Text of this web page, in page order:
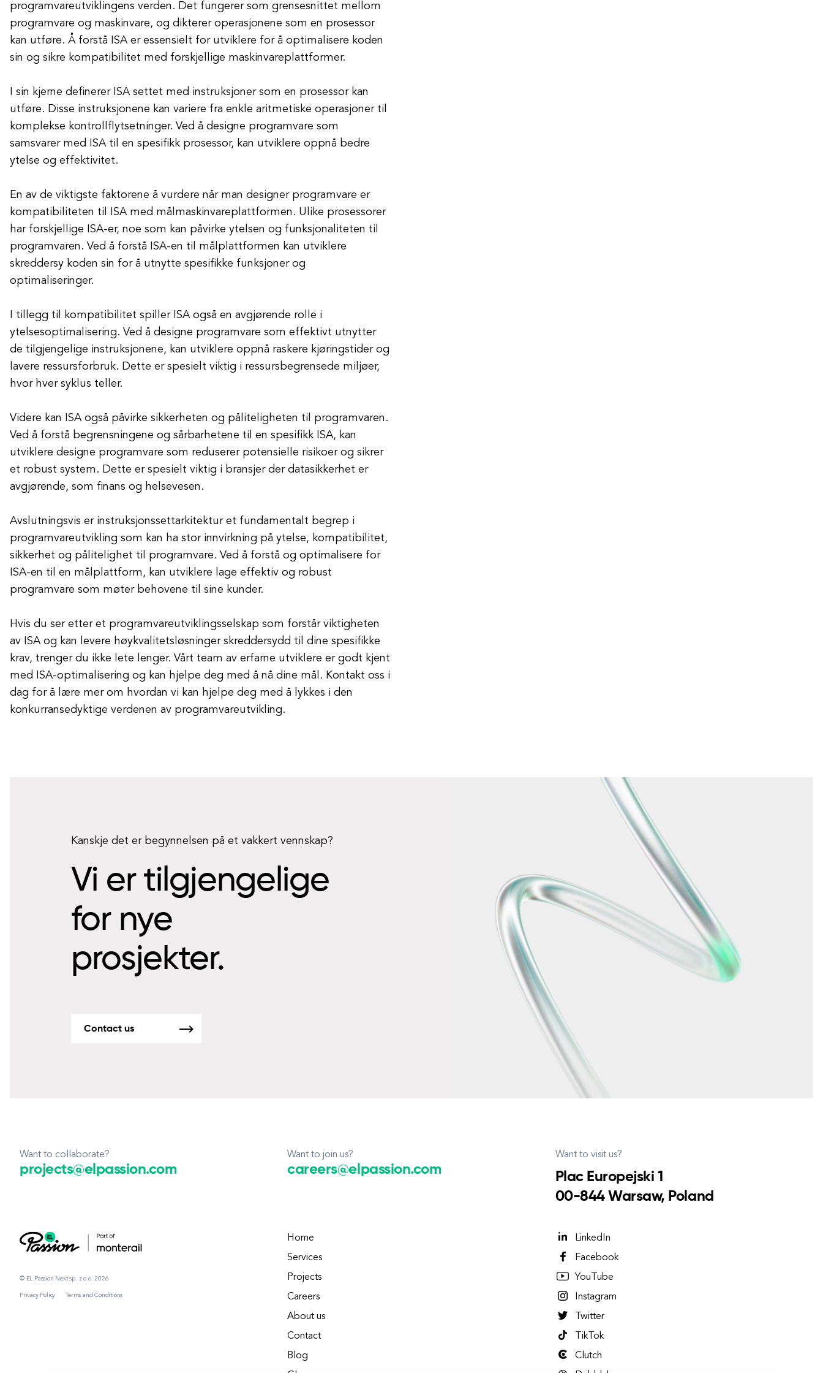
programvareutviklingens verden. Det fungerer som grensesnittet mellom
programvare og maskinvare, og dikterer operasjonene som en prosessor
kan utføre. Å forstå ISA er essensielt for utviklere for å optimalisere koden
sin og sikre kompatibilitet med forskjellige maskinvareplattformer.
I sin kjerne definerer ISA settet med instruksjoner som en prosessor kan
utføre. Disse instruksjonene kan variere fra enkle aritmetiske operasjoner til
komplekse kontrollflytsetninger. Ved å designe programvare som
samsvarer med ISA til en spesifikk prosessor, kan utviklere oppnå bedre
ytelse og effektivitet.
En av de viktigste faktorene å vurdere når man designer programvare er
kompatibiliteten til ISA med målmaskinvareplattformen. Ulike prosessorer
har forskjellige ISA-er, noe som kan påvirke ytelsen og funksjonaliteten til
programvaren. Ved å forstå ISA-en til målplattformen kan utviklere
skreddersy koden sin for å utnytte spesifikke funksjoner og
optimaliseringer.
I tillegg til kompatibilitet spiller ISA også en avgjørende rolle i
ytelsesoptimalisering. Ved å designe programvare som effektivt utnytter
de tilgjengelige instruksjonene, kan utviklere oppnå raskere kjøringstider og
lavere ressursforbruk. Dette er spesielt viktig i ressursbegrensede miljøer,
hvor hver syklus teller.
Videre kan ISA også påvirke sikkerheten og påliteligheten til programvaren.
Ved å forstå begrensningene og sårbarhetene til en spesifikk ISA, kan
utviklere designe programvare som reduserer potensielle risikoer og sikrer
et robust system. Dette er spesielt viktig i bransjer der datasikkerhet er
avgjørende, som finans og helsevesen.
Avslutningsvis er instruksjonssettarkitektur et fundamentalt begrep i
programvareutvikling som kan ha stor innvirkning på ytelse, kompatibilitet,
sikkerhet og pålitelighet til programvare. Ved å forstå og optimalisere for
ISA-en til en målplattform, kan utviklere lage effektiv og robust
programvare som møter behovene til sine kunder.
Hvis du ser etter et programvareutviklingsselskap som forstår viktigheten
av ISA og kan levere høykvalitetsløsninger skreddersydd til dine spesifikke
krav, trenger du ikke lete lenger. Vårt team av erfarne utviklere er godt kjent
med ISA-optimalisering og kan hjelpe deg med å nå dine mål. Kontakt oss i
dag for å lære mer om hvordan vi kan hjelpe deg med å lykkes i den
konkurransedyktige verdenen av programvareutvikling.
Kanskje det er begynnelsen på et vakkert vennskap?
Vi er tilgjengelige
for nye
prosjekter.
Contact us
Want to collaborate?
projects@elpassion.com
Want to join us?
careers@elpassion.com
Want to visit us?
Plac Europejski 1
00-844 Warsaw, Poland
© EL Passion Next sp. z o.o. 2026
Privacy Policy Terms and Conditions
Home
Services
Projects
Careers
About us
Contact
Blog
LinkedIn
Facebook
YouTube
Instagram
Twitter
TikTok
Clutch